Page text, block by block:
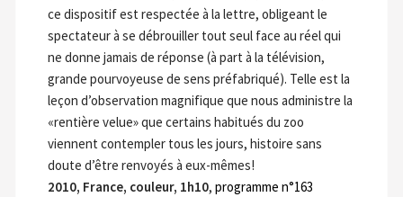
ce dispositif est respectée à la lettre, obligeant le
spectateur à se débrouiller tout seul face au réel qui
ne donne jamais de réponse (à part à la télévision,
grande pourvoyeuse de sens préfabriqué). Telle est la
leçon d’observation magnifique que nous administre la
«rentière velue» que certains habitués du zoo
viennent contempler tous les jours, histoire sans
doute d’être renvoyés à eux-mêmes!
2010, France, couleur, 1h10, programme n°163